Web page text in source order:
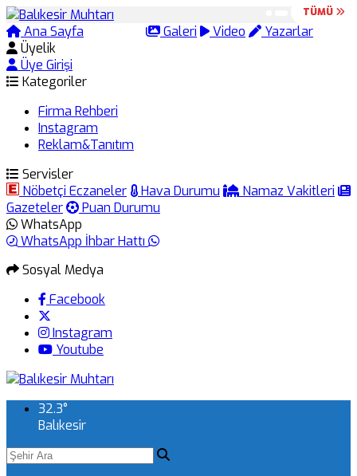
Ana Sayfa Galeri Video
Yazarlar
Üyelik
Üye Girişi
Kategoriler
Firma Rehberi
Instagram
Reklam&Tanıtım
Servisler
Nöbetçi Eczaneler
Hava Durumu
Namaz Vakitleri
Gazeteler
Puan Durumu
WhatsApp
WhatsApp İhbar Hattı
Sosyal Medya
Facebook
Instagram
Youtube
32.3°
Balıkesir
TÜMÜ
TÜMÜ